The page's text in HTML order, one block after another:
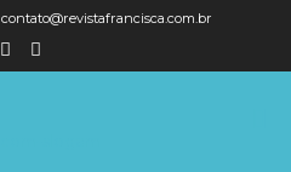
contato@revistafrancisca.com.br